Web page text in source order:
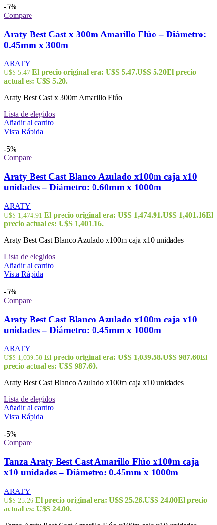
-5%
Compare
Araty Best Cast x 300m Amarillo Flúo – Diámetro:
0.45mm x 300m
ARATY
U$S5.47 El precio original era: U$S 5.47.U$S 5.20El precio
actual es: U$S 5.20.
Araty Best Cast x 300m Amarillo Flúo
Lista de elegidos
Añadir al carrito
Vista Rápida
-5%
Compare
Araty Best Cast Blanco Azulado x100m caja x10
unidades – Diámetro: 0.60mm x 1000m
ARATY
U$S1,474.91 El precio original era: U$S 1,474.91.U$S 1,401.16El
precio actual es: U$S 1,401.16.
Araty Best Cast Blanco Azulado x100m caja x10 unidades
Lista de elegidos
Añadir al carrito
Vista Rápida
-5%
Compare
Araty Best Cast Blanco Azulado x100m caja x10
unidades – Diámetro: 0.45mm x 1000m
ARATY
U$S1,039.58 El precio original era: U$S 1,039.58.U$S 987.60El
precio actual es: U$S 987.60.
Araty Best Cast Blanco Azulado x100m caja x10 unidades
Lista de elegidos
Añadir al carrito
Vista Rápida
-5%
Compare
Tanza Araty Best Cast Amarillo Flúo x100m caja
x10 unidades – Diámetro: 0.45mm x 1000m
ARATY
U$S25.26 El precio original era: U$S 25.26.U$S 24.00El precio
actual es: U$S 24.00.